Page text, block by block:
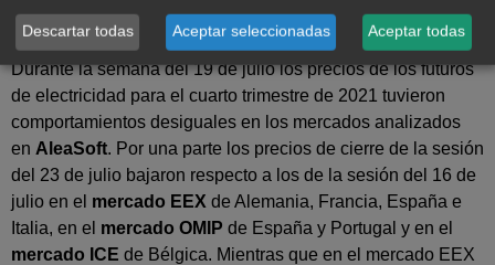
Futuros de electricidad
Durante la semana del 19 de julio los precios de los futuros
de electricidad para el cuarto trimestre de 2021 tuvieron
comportamientos desiguales en los mercados analizados
en AleaSoft. Por una parte los precios de cierre de la sesión
del 23 de julio bajaron respecto a los de la sesión del 16 de
julio en el mercado EEX de Alemania, Francia, España e
Italia, en el mercado OMIP de España y Portugal y en el
mercado ICE de Bélgica. Mientras que en el mercado EEX
Descartar todas Aceptar seleccionadas Aceptar todas